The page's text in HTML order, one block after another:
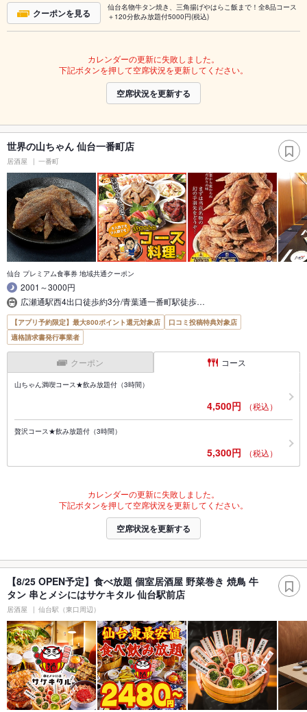
クーポンを見る
仙台名物牛タン焼き、三角揚げやはらこ飯まで！全8品コース
＋120分飲み放題付5000円(税込)
カレンダーの更新に失敗しました。
下記ボタンを押して空席状況を更新してください。
空席状況を更新する
世界の山ちゃん 仙台一番町店
居酒屋 一番町
仙台 プレミアム食事券 地域共通クーポン
2001～3000円
広瀬通駅西4出口徒歩約3分/青葉通一番町駅徒歩…
【アプリ予約限定】最大800ポイント還元対象店
口コミ投稿特典対象店
適格請求書発行事業者
クーポン コース
山ちゃん満喫コース★飲み放題付（3時間）
4,500円 （税込）
贅沢コース★飲み放題付（3時間）
5,300円 （税込）
カレンダーの更新に失敗しました。
下記ボタンを押して空席状況を更新してください。
空席状況を更新する
【8/25 OPEN予定】食べ放題 個室居酒屋 野菜巻き 焼鳥 牛
タン 串とメシにはサケキタル 仙台駅前店
居酒屋 仙台駅（東口周辺）